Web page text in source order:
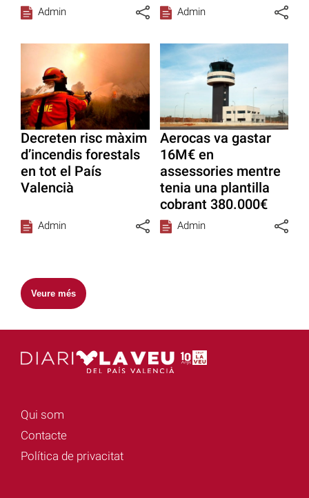
Admin Admin
Decreten risc màxim
d’incendis forestals
en tot el País
Valencià
Admin
Aerocas va gastar
16M€ en
assessories mentre
tenia una plantilla
cobrant 380.000€
Admin
Veure més
Qui som
Contacte
Política de privacitat